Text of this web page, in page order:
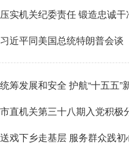
习近平同美国总统特朗普会谈